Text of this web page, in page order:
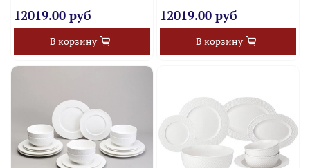
12019.00 руб
В корзину
12019.00 руб
В корзину